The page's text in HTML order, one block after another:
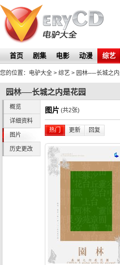
首页 剧集 电影 动漫 综艺
您的位置： 电驴大全 > 综艺 > 园林──长城之内
园林──长城之内是花园
概览
详细资料
图片
历史更改
图片 (共2张)
热门 更新 回复